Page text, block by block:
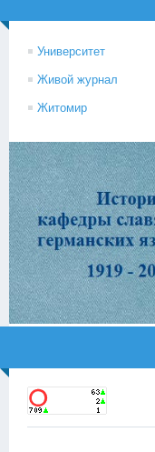
Университет
Живой журнал
Житомир